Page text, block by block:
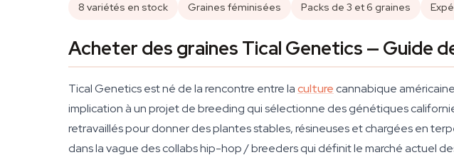
8 variétés en stock Graines féminisées Packs de 3 et 6 graines
Acheter des graines Tical Genetics — Guide
Tical Genetics est né de la rencontre entre laculture cannabique
implication à un projet de breeding qui sélectionne des génétiques
retravaillés pour donner des plantes stables, résineuses et chargées en
dans la vague des collabs hip-hop / breeders qui définit le marché actuel